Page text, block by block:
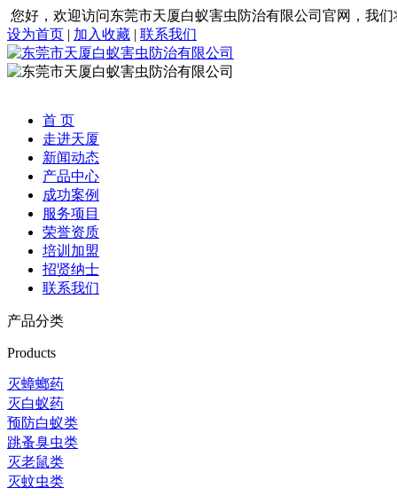
您好，欢迎访问东莞市天厦白蚁害虫防治有限公司官网，我
设为首页 | 加入收藏 | 联系我们
首 页
走进天厦
新闻动态
产品中心
成功案例
服务项目
荣誉资质
培训加盟
招贤纳士
联系我们
产品分类
Products
灭蟑螂药
灭白蚁药
预防白蚁类
跳蚤臭虫类
灭老鼠类
灭蚊虫类